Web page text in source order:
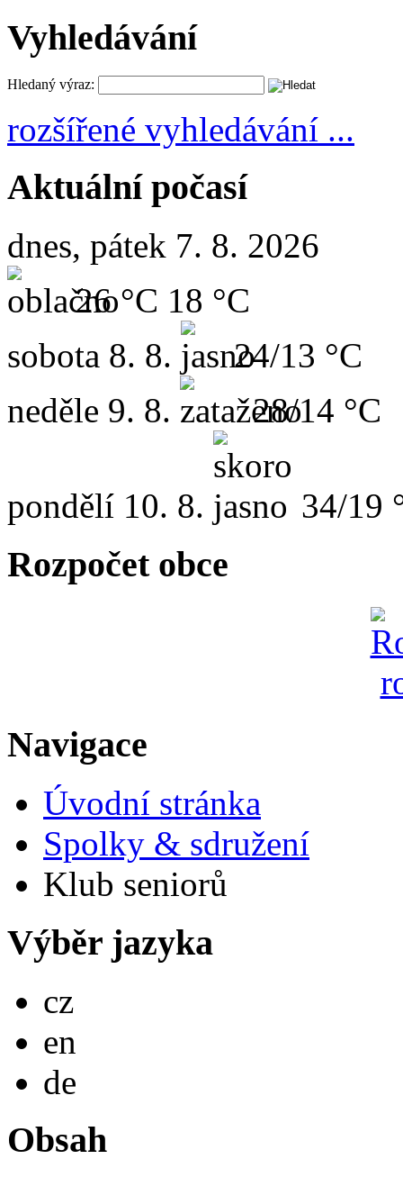
Vyhledávání
Hledaný výraz:
rozšířené vyhledávání ...
Aktuální počasí
dnes, pátek 7. 8. 2026
26 °C 18 °C
sobota 8. 8.
24/13 °C
neděle 9. 8. 28/14 °C
pondělí 10. 8. 34/19
Rozpočet obce
Navigace
Úvodní stránka
Spolky & sdružení
Klub seniorů
Výběr jazyka
cz
en
de
Obsah